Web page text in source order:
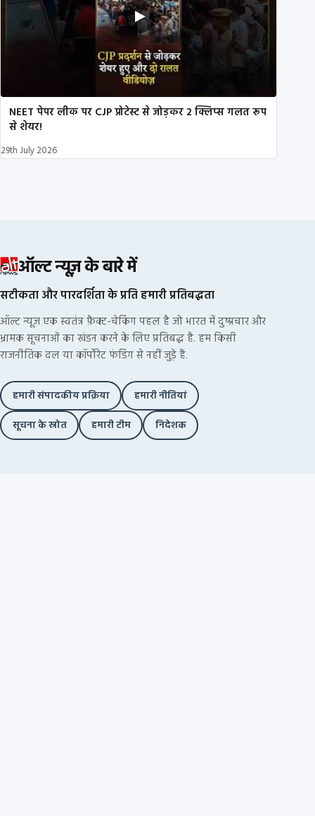
NEET पेपर लीक पर CJP प्रोटेस्ट से जोड़कर 2 क्लिप्स गलत रूप
से शेयर!
29th July 2026
ऑल्ट न्यूज़ के बारे में
सटीकता और पारदर्शिता के प्रति हमारी प्रतिबद्धता
ऑल्ट न्यूज़ एक स्वतंत्र फ़ैक्ट-चेकिंग पहल है जो भारत में दुष्प्रचार और
भ्रामक सूचनाओं का खंडन करने के लिए प्रतिबद्ध है. हम किसी
राजनीतिक दल या कॉर्पोरेट फंडिंग से नहीं जुड़े हैं.
हमारी संपादकीय प्रक्रिया
हमारी नीतियां
सूचना के स्रोत
हमारी टीम निदेशक